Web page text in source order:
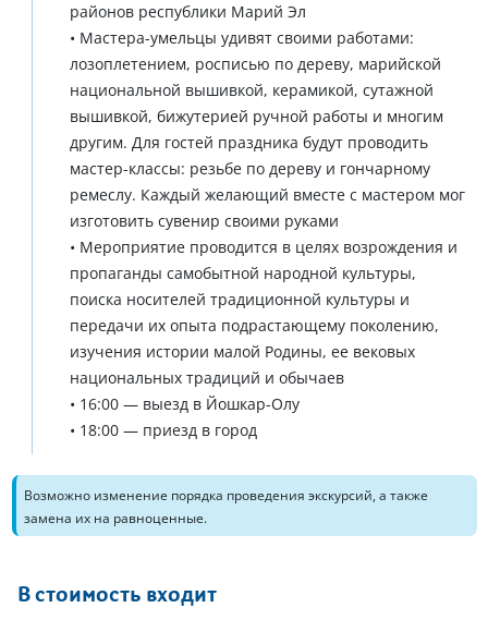
районов республики Марий Эл
• Мастера-умельцы удивят своими работами:
лозоплетением, росписью по дереву, марийской
национальной вышивкой, керамикой, сутажной
вышивкой, бижутерией ручной работы и многим
другим. Для гостей праздника будут проводить
мастер-классы: резьбе по дереву и гончарному
ремеслу. Каждый желающий вместе с мастером мог
изготовить сувенир своими руками
• Мероприятие проводится в целях возрождения и
пропаганды самобытной народной культуры,
поиска носителей традиционной культуры и
передачи их опыта подрастающему поколению,
изучения истории малой Родины, ее вековых
национальных традиций и обычаев
• 16:00 — выезд в Йошкар-Олу
• 18:00 — приезд в город
Возможно изменение порядка проведения экскурсий, а также
замена их на равноценные.
В стоимость входит